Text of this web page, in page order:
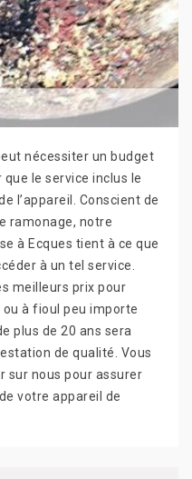
nécessiter un budget
le service inclus le
l’appareil. Conscient de
ramonage, notre
à Ecques tient à ce que
à un tel service.
meilleurs prix pour
à fioul peu importe
plus de 20 ans sera
de qualité. Vous
sur nous pour assurer
votre appareil de